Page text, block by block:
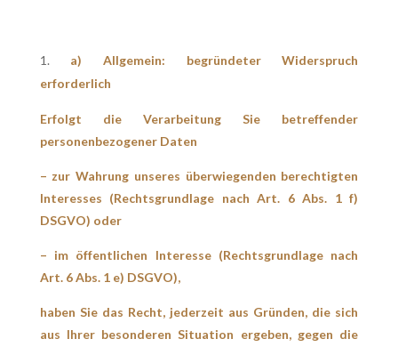
a) Allgemein: begründeter Widerspruch
erforderlich
Erfolgt die Verarbeitung Sie betreffender
personenbezogener Daten
– zur Wahrung unseres überwiegenden berechtigten
Interesses (Rechtsgrundlage nach Art. 6 Abs. 1 f)
DSGVO) oder
– im öffentlichen Interesse (Rechtsgrundlage nach
Art. 6 Abs. 1 e) DSGVO),
haben Sie das Recht, jederzeit aus Gründen, die sich
aus Ihrer besonderen Situation ergeben, gegen die